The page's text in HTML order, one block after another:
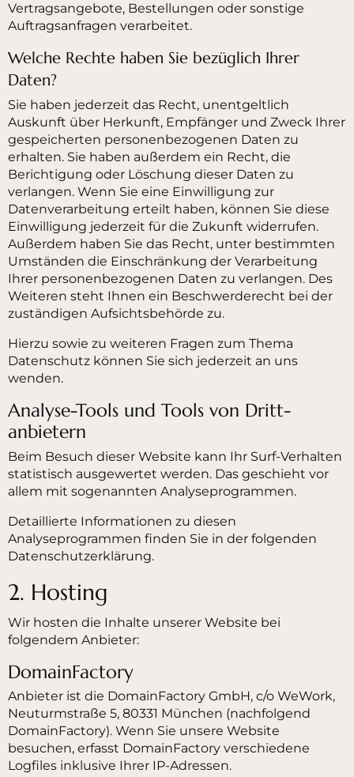
Vertragsangebote, Bestellungen oder sonstige
Auftragsanfragen verarbeitet.
Welche Rechte haben Sie bezüglich Ihrer
Daten?
Sie haben jederzeit das Recht, unentgeltlich
Auskunft über Herkunft, Empfänger und Zweck Ihrer
gespeicherten personenbezogenen Daten zu
erhalten. Sie haben außerdem ein Recht, die
Berichtigung oder Löschung dieser Daten zu
verlangen. Wenn Sie eine Einwilligung zur
Datenverarbeitung erteilt haben, können Sie diese
Einwilligung jederzeit für die Zukunft widerrufen.
Außerdem haben Sie das Recht, unter bestimmten
Umständen die Einschränkung der Verarbeitung
Ihrer personenbezogenen Daten zu verlangen. Des
Weiteren steht Ihnen ein Beschwerderecht bei der
zuständigen Aufsichtsbehörde zu.
Hierzu sowie zu weiteren Fragen zum Thema
Datenschutz können Sie sich jederzeit an uns
wenden.
Analyse-Tools und Tools von Dritt­
anbietern
Beim Besuch dieser Website kann Ihr Surf-Verhalten
statistisch ausgewertet werden. Das geschieht vor
allem mit sogenannten Analyseprogrammen.
Detaillierte Informationen zu diesen
Analyseprogrammen finden Sie in der folgenden
Datenschutzerklärung.
2. Hosting
Wir hosten die Inhalte unserer Website bei
folgendem Anbieter:
DomainFactory
Anbieter ist die DomainFactory GmbH, c/o WeWork,
Neuturmstraße 5, 80331 München (nachfolgend
DomainFactory). Wenn Sie unsere Website
besuchen, erfasst DomainFactory verschiedene
Logfiles inklusive Ihrer IP-Adressen.